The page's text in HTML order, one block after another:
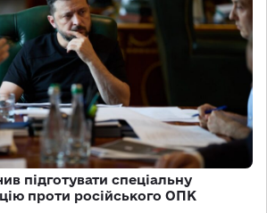
підготувати спеціальну
проти російського ОПК